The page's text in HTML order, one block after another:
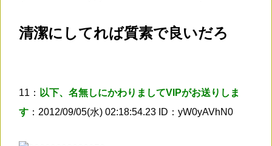
清潔にしてれば質素で良いだろ
11： 以下、名無しにかわりましてVIPがお送りしま
す ：2012/09/05(水) 02:18:54.23 ID：yW0yAVhN0